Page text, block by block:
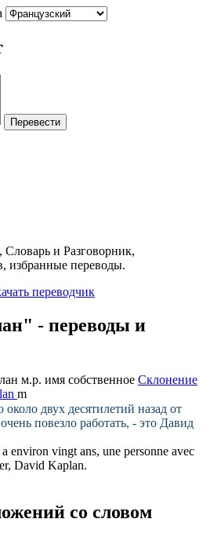
Словарь и Разговорник,
избранные переводы.
- переводы и
м.р. имя собственное Склонение
m
двух десятилетий назад от
повезло работать, - это Давид
environ vingt ans, une personne avec
David Kaplan.
со словом